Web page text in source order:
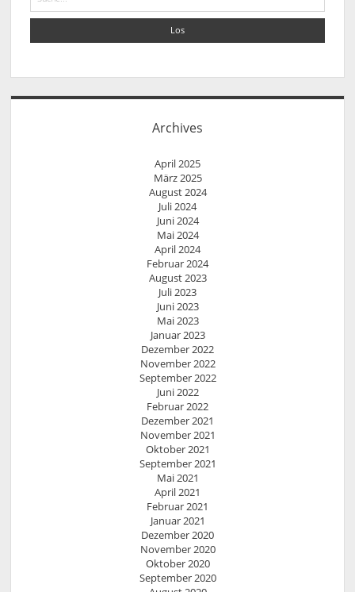
Archives
April 2025
März 2025
August 2024
Juli 2024
Juni 2024
Mai 2024
April 2024
Februar 2024
August 2023
Juli 2023
Juni 2023
Mai 2023
Januar 2023
Dezember 2022
November 2022
September 2022
Juni 2022
Februar 2022
Dezember 2021
November 2021
Oktober 2021
September 2021
Mai 2021
April 2021
Februar 2021
Januar 2021
Dezember 2020
November 2020
Oktober 2020
September 2020